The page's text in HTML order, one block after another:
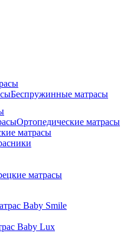
Беспружинные матрасы
Ортопедические матрасы
матрасы
матрасы
Baby Smile
Baby Lux